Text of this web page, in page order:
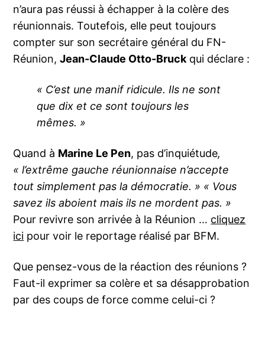
n’aura pas réussi à échapper à la colère des
réunionnais. Toutefois, elle peut toujours
compter sur son secrétaire général du FN-
Réunion,Jean-Claude Otto-Bruckqui déclare :
« C’est une manif ridicule. Ils ne sont
que dix et ce sont toujours les
mêmes. »
Quand à Marine Le Pen, pas d’inquiétude,
« l’extrême gauche réunionnaise n’accepte
tout simplement pas la démocratie. » « Vous
savez ils aboient mais ils ne mordent pas. »
Pour revivre son arrivée à la Réunion … cliquez
ici pour voir le reportage réalisé par BFM.
Que pensez-vous de la réaction des réunions ?
Faut-il exprimer sa colère et sa désapprobation
par des coups de force comme celui-ci ?